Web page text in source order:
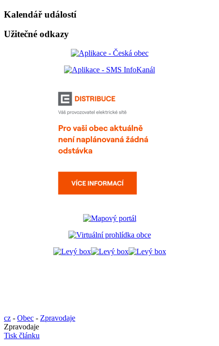
Kalendář událostí
Užitečné odkazy
cz - Obec - Zpravodaje
Zpravodaje
Tisk článku